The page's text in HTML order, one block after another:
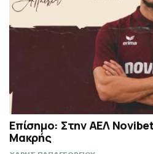
Επίσημο: Στην ΑΕΛ
Μακρής